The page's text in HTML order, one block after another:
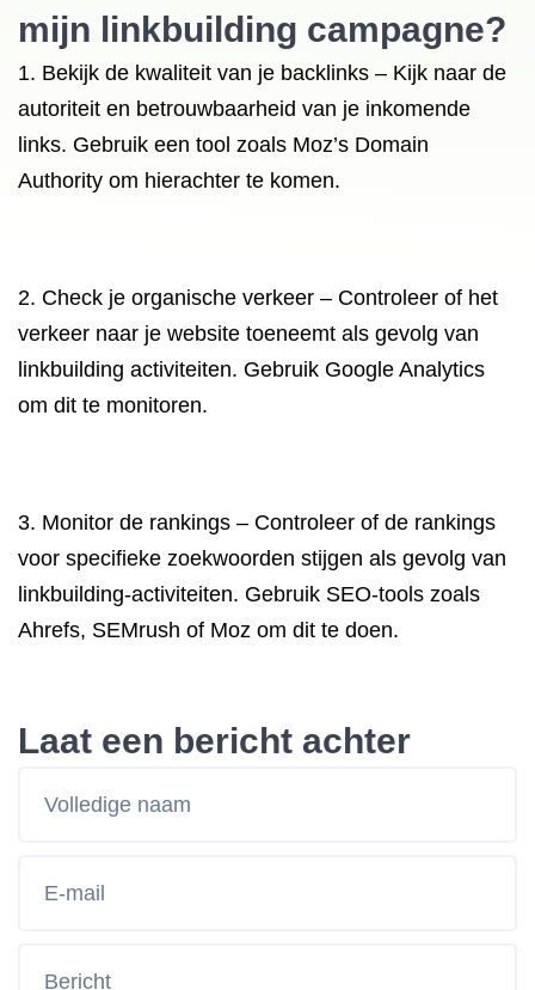
mijn linkbuilding campagne?
1. Bekijk de kwaliteit van je backlinks – Kijk naar de
autoriteit en betrouwbaarheid van je inkomende
links. Gebruik een tool zoals Moz’s Domain
Authority om hierachter te komen.
2. Check je organische verkeer – Controleer of het
verkeer naar je website toeneemt als gevolg van
linkbuilding activiteiten. Gebruik Google Analytics
om dit te monitoren.
3. Monitor de rankings – Controleer of de rankings
voor specifieke zoekwoorden stijgen als gevolg van
linkbuilding-activiteiten. Gebruik SEO-tools zoals
Ahrefs, SEMrush of Moz om dit te doen.
Laat een bericht achter